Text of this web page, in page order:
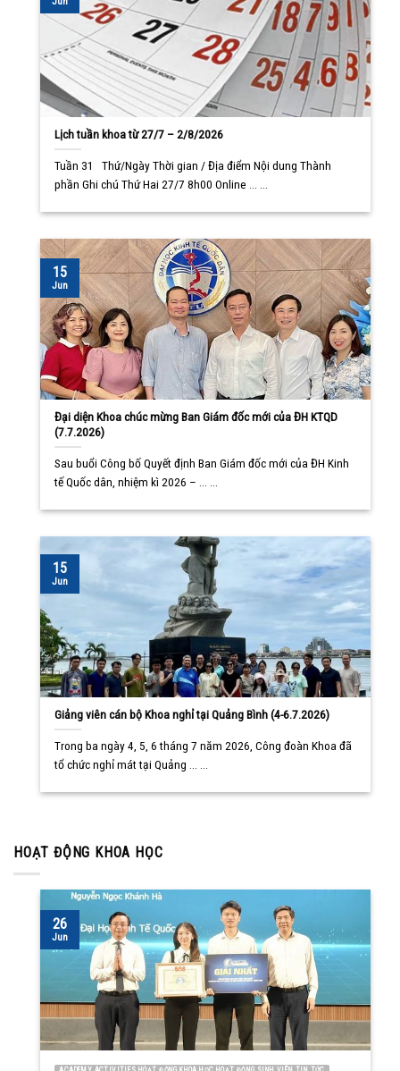
Lịch tuần khoa từ 27/7 – 2/8/2026
Tuần 31 Thứ/Ngày Thời gian / Địa điểm Nội dung Thành
phần Ghi chú Thứ Hai 27/7 8h00 Online ... ...
Đại diện Khoa chúc mừng Ban Giám đốc mới của ĐH KTQD
(7.7.2026)
Sau buổi Công bố Quyết định Ban Giám đốc mới của ĐH Kinh
tế Quốc dân, nhiệm kì 2026 – ... ...
15
Jun
Giảng viên cán bộ Khoa nghỉ tại Quảng Bình (4-6.7.2026)
Trong ba ngày 4, 5, 6 tháng 7 năm 2026, Công đoàn Khoa đã
tổ chức nghỉ mát tại Quảng ... ...
15
Jun
HOẠT ĐỘNG KHOA HỌC
26
Jun